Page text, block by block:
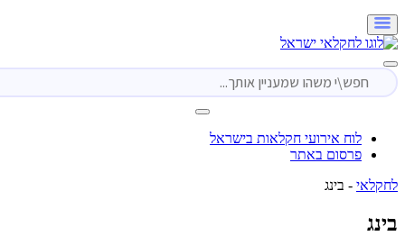
לוח אירועי חקלאות בישראל
פרסום באתר
-בינג